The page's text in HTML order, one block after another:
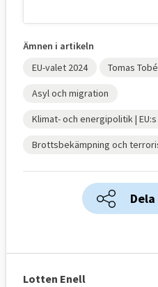
Ämnen i artikeln
EU-valet 2024
Tomas
Asyl och migration
Klimat- och energipolitik |
Brottsbekämpning och
Dela
Lotten Enell